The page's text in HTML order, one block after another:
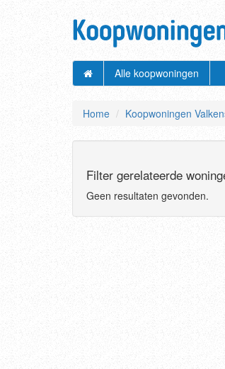
Alle koopwoningen
Home Koopwoningen
Filter gerelateerde
Geen resultaten gevonden.